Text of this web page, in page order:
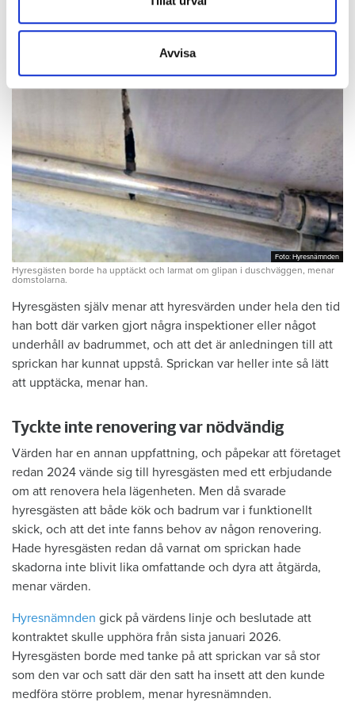
information som du har tillhandahållit eller som de har
samlat in när du har använt deras tjänster.
Avvisa
Foto: Hyresnämnden
Foto: Hyresnämnden
Hyresgästen borde ha upptäckt och larmat om glipan i duschväggen, menar
domstolarna.
Hyresgästen själv menar att hyresvärden under hela den tid
han bott där varken gjort några inspektioner eller något
underhåll av badrummet, och att det är anledningen till att
sprickan har kunnat uppstå. Sprickan var heller inte så lätt
att upptäcka, menar han.
Tyckte inte renovering var nödvändig
Värden har en annan uppfattning, och påpekar att företaget
redan 2024 vände sig till hyresgästen med ett erbjudande
om att renovera hela lägenheten. Men då svarade
hyresgästen att både kök och badrum var i funktionellt
skick, och att det inte fanns behov av någon renovering.
Hade hyresgästen redan då varnat om sprickan hade
skadorna inte blivit lika omfattande och dyra att åtgärda,
menar värden.
Hyresnämnden gick på värdens linje och beslutade att
kontraktet skulle upphöra från sista januari 2026.
Hyresgästen borde med tanke på att sprickan var så stor
som den var och satt där den satt ha insett att den kunde
medföra större problem, menar hyresnämnden.